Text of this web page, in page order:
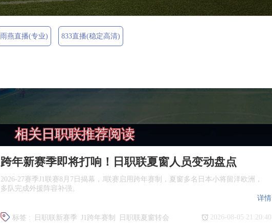
雨燕直播(专业) 833直播(稳定高清)
相关日职联推荐阅读
跨年新赛季即将打响！日职联夏窗人员变动盘点
2026‑27赛季J1联赛8月7日揭幕，J联赛启用跨年赛制，夏窗多名日本小将留洋欧洲，
多队完成外援阵容补强。
标签 : 日职联新赛季 J1跨年赛制
日职联夏窗转会
详情
2026-08-05 21:20:40